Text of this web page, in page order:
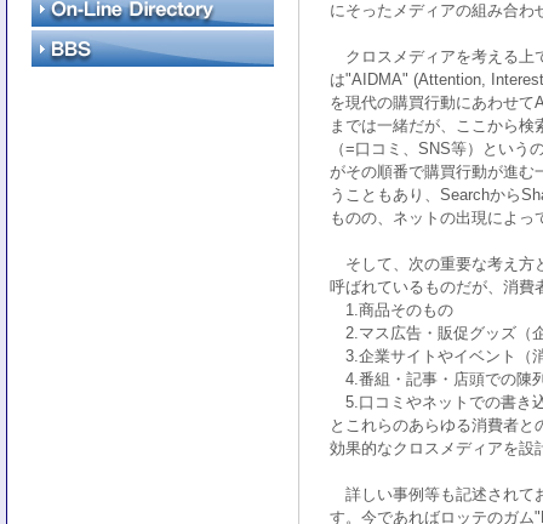
にそったメディアの組み合わ
クロスメディアを考える上
は"AIDMA" (Attention,
を現代の購買行動にあわせ
までは一緒だが、ここから
（=口コミ、SNS等）とい
がその順番で購買行動が進
うこともあり、Searchから
ものの、ネットの出現によ
そして、次の重要な考え方
呼ばれているものだが、消費
1.商品そのもの
2.マス広告・販促グッズ（
3.企業サイトやイベント（
4.番組・記事・店頭での陳
5.口コミやネットでの書き
とこれらのあらゆる消費者
効果的なクロスメディアを設
詳しい事例等も記述されて
す。今であればロッテのガム